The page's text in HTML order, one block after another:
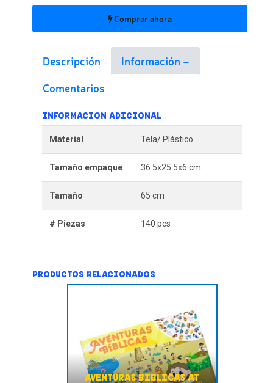
Comprar ahora
Descripción
Información
Comentarios
INFORMACION ADICIONAL
Material Tela/ Plástico
Tamaño empaque 36.5x25.5x6 cm
Tamaño 65 cm
# Piezas 140 pcs
PRODUCTOS RELACIONADOS
AVENTURAS BÍBLICAS AT